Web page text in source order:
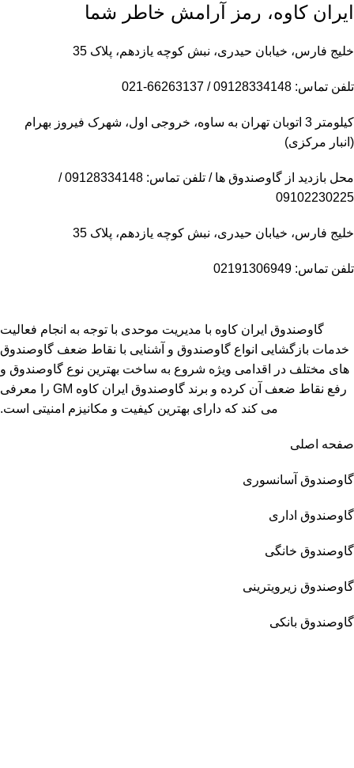
ایران کاوه، رمز آرامش خاطر شما
خلیج فارس، خیابان حیدری، نبش کوچه یازدهم، پلاک 35
تلفن تماس: 09128334148 / 66263137-021
کیلومتر 3 اتوبان تهران به ساوه، خروجی اول، شهرک فیروز بهرام
(انبار مرکزی)
محل بازدید از گاوصندوق ها / تلفن تماس: 09128334148 /
09102230225
خلیج فارس، خیابان حیدری، نبش کوچه یازدهم، پلاک 35
تلفن تماس: 02191306949
گاوصندوق ایران کاوه با مدیریت موحدی با توجه به انجام فعالیت
خدمات بازگشایی انواع گاوصندوق و آشنایی با نقاط ضعف گاوصندوق
های مختلف در اقدامی ویژه شروع به ساخت بهترین نوع گاوصندوق و
رفع نقاط ضعف آن کرده و برند گاوصندوق ایران کاوه GM را معرفی
می کند که دارای بهترین کیفیت و مکانیزم امنیتی است.
صفحه اصلی
گاوصندوق آسانسوری
گاوصندوق اداری
گاوصندوق خانگی
گاوصندوق زیرویترینی
گاوصندوق بانکی